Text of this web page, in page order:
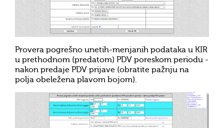
Provera pogrešno unetih-menjanih podataka u KIR
u prethodnom (predatom) PDV poreskom periodu -
nakon predaje PDV prijave (obratite pažnju na
polja obeležena plavom bojom).